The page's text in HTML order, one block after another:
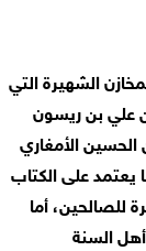
الشهيرة التي
بن علي بن ريسون
بن الحسين الأمغاري
على الكتاب
للصالحين، أما
السنة